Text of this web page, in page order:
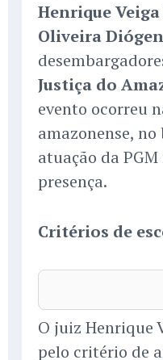
Henrique
Oliveira
Justiça do
evento ocorreu
amazonense,
atuação da
presença.
Critérios de
O juiz Henrique
pelo critério de